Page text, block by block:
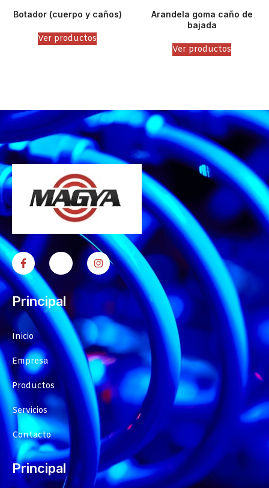
Botador (cuerpo y caños)
Ver productos
Arandela goma caño de
bajada
Ver productos
Principal
Inicio
Empresa
Productos
Servicios
Contacto
Principal